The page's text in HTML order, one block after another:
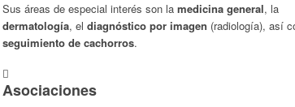
Sus áreas de especial interés son la medicina general, la
dermatología, el diagnóstico por imagen (radiología), así
seguimiento de cachorros.
Asociaciones